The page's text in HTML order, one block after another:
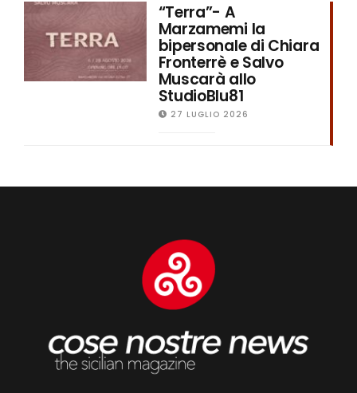
“Terra”- A
Marzamemi la
bipersonale di Chiara
Fronterrè e Salvo
Muscarà allo
StudioBlu81
27 LUGLIO 2026